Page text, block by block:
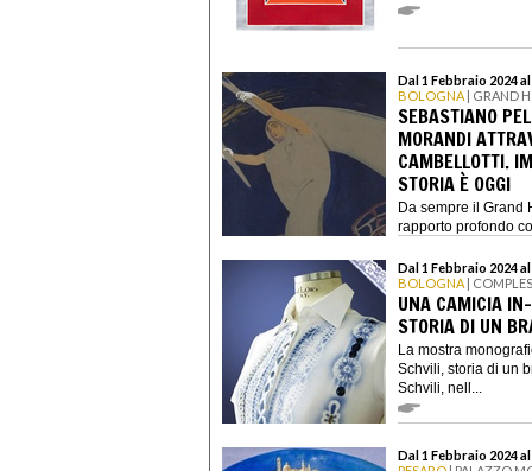
Dal 1 Febbraio 2024
BOLOGNA | GRAND
SEBASTIANO
MORANDI
CAMBELLOTTI.
STORIA È OGGI
Da sempre il Grand
rapporto profondo
Dal 1 Febbraio 2024
BOLOGNA |
UNA CAMICIA
STORIA DI UN
La mostra
Schvili, storia di un
Schvili, nell...
Dal 1 Febbraio 2024